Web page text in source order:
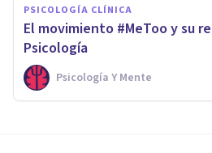
PSICOLOGÍA CLÍNICA
El movimiento #MeToo y su
Psicología
Psicología Y Mente